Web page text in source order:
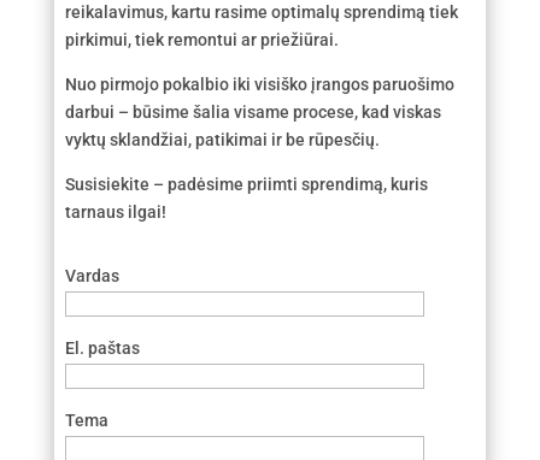
reikalavimus, kartu rasime optimalų sprendimą tiek
pirkimui, tiek remontui ar priežiūrai.
Nuo pirmojo pokalbio iki visiško įrangos paruošimo
darbui – būsime šalia visame procese, kad viskas
vyktų sklandžiai, patikimai ir be rūpesčių.
Susisiekite – padėsime priimti sprendimą, kuris
tarnaus ilgai!
Vardas
El. paštas
Tema